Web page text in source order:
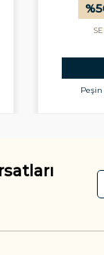
%
Peşin